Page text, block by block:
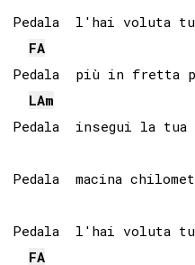
Pedala  l'hai voluta
FA
Pedala  più in fretta
LAm
Pedala  insegui la tua
Pedala  macina
Pedala  l'hai voluta
FA